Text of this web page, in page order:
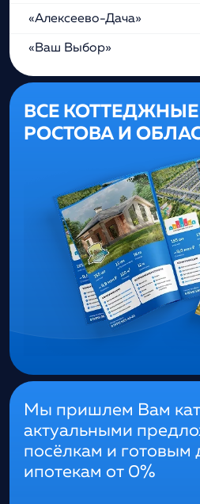
«Алексеево-Дача»
«Ваш Выбор»
ВСЕ
РОСТОВА И
Мы пришлем Вам
актуальными
посёлкам и готовым
ипотекам от 0%